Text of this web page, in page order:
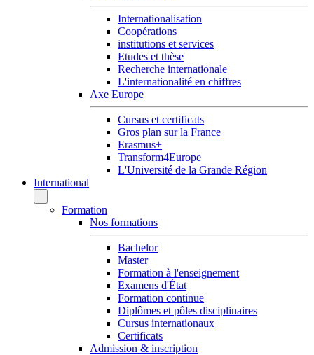
Internationalisation
Coopérations
institutions et services
Etudes et thèse
Recherche internationale
L'internationalité en chiffres
Axe Europe
Cursus et certificats
Gros plan sur la France
Erasmus+
Transform4Europe
L'Université de la Grande Région
International
Formation
Nos formations
Bachelor
Master
Formation à l'enseignement
Examens d'État
Formation continue
Diplômes et pôles disciplinaires
Cursus internationaux
Certificats
Admission & inscription